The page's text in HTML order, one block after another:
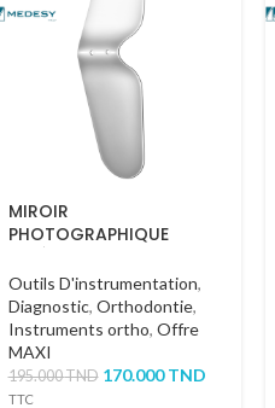
MIROIR
PHOTOGRAPHIQUE
Outils D'instrumentation,
Diagnostic, Orthodontie,
Instruments ortho, Offre
MAXI
195.000TND 170.000TND
TTC